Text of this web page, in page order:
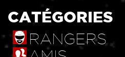
CATÉGORIES
RANGERS